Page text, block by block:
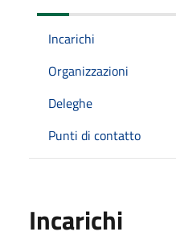
Incarichi
Organizzazioni
Deleghe
Punti di contatto
Incarichi